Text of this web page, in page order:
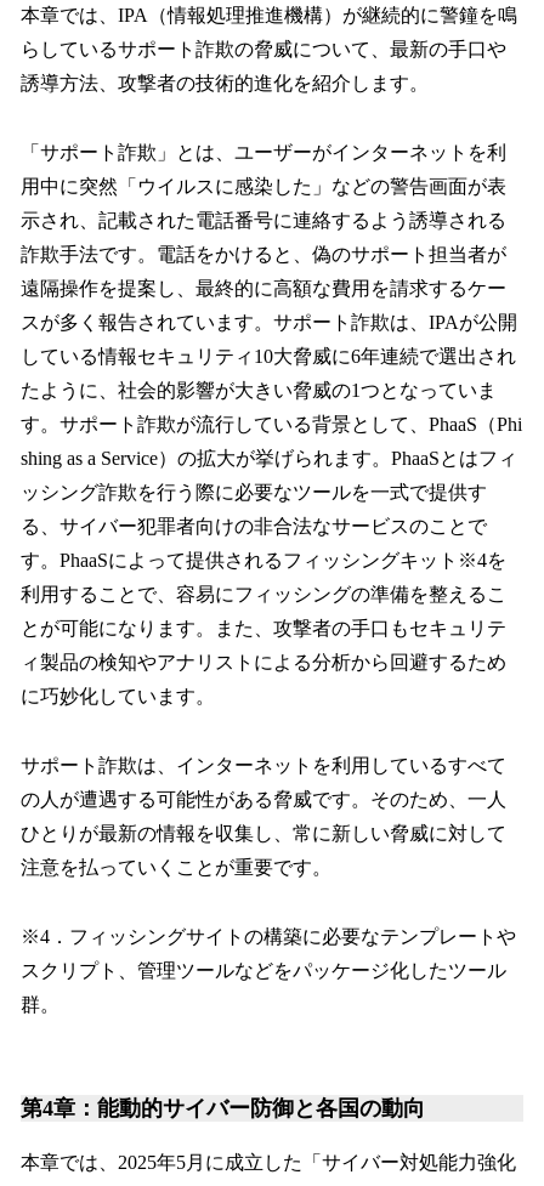
本章では、IPA（情報処理推進機構）が継続的に警鐘を鳴
らしているサポート詐欺の脅威について、最新の手口や
誘導方法、攻撃者の技術的進化を紹介します。
「サポート詐欺」とは、ユーザーがインターネットを利
用中に突然「ウイルスに感染した」などの警告画面が表
示され、記載された電話番号に連絡するよう誘導される
詐欺手法です。電話をかけると、偽のサポート担当者が
遠隔操作を提案し、最終的に高額な費用を請求するケー
スが多く報告されています。サポート詐欺は、IPAが公開
している情報セキュリティ10大脅威に6年連続で選出され
たように、社会的影響が大きい脅威の1つとなっていま
す。サポート詐欺が流行している背景として、PhaaS（Phi
shing as a Service）の拡大が挙げられます。PhaaSとはフィ
ッシング詐欺を行う際に必要なツールを一式で提供す
る、サイバー犯罪者向けの非合法なサービスのことで
す。PhaaSによって提供されるフィッシングキット※4を
利用することで、容易にフィッシングの準備を整えるこ
とが可能になります。また、攻撃者の手口もセキュリテ
ィ製品の検知やアナリストによる分析から回避するため
に巧妙化しています。
サポート詐欺は、インターネットを利用しているすべて
の人が遭遇する可能性がある脅威です。そのため、一人
ひとりが最新の情報を収集し、常に新しい脅威に対して
注意を払っていくことが重要です。
※4．フィッシングサイトの構築に必要なテンプレートや
スクリプト、管理ツールなどをパッケージ化したツール
群。
第4章：能動的サイバー防御と各国の動向
本章では、2025年5月に成立した「サイバー対処能力強化